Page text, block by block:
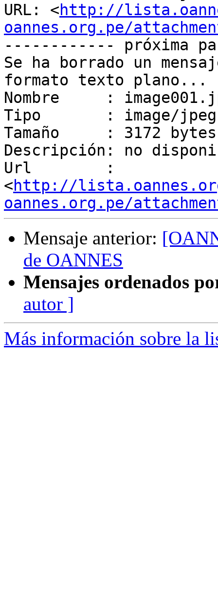
URL: <http://
oannes.org.pe/
------------ próxima
Se ha borrado un
formato texto plano...
Nombre     :
Tipo       : image/jpeg
Tamaño     : 3172 bytes
Descripción: no
Url        :
<http://
oannes.org.pe/
Mensaje anterior:
de OANNES
Mensajes ordenados
autor ]
Más información sobre la